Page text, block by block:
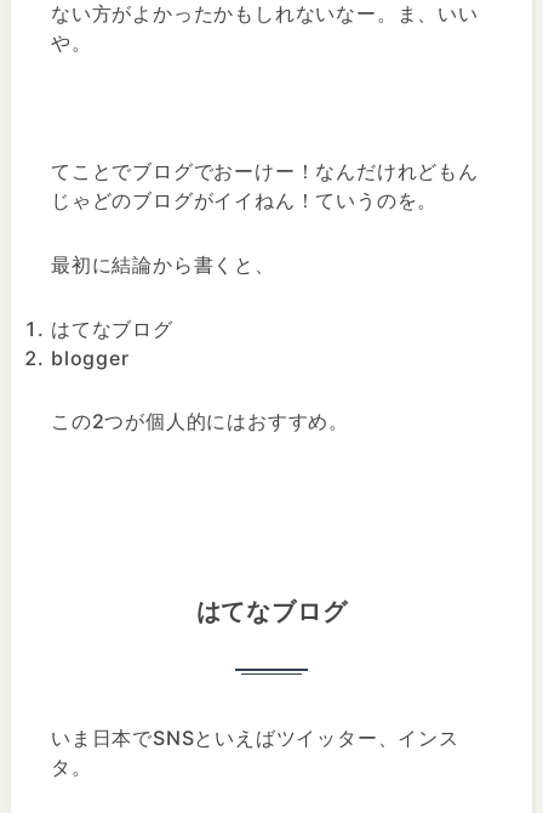
ない方がよかったかもしれないなー。ま、いい
や。
てことでブログでおーけー！なんだけれどもん
じゃどのブログがイイねん！ていうのを。
最初に結論から書くと、
はてなブログ
blogger
この2つが個人的にはおすすめ。
はてなブログ
いま日本でSNSといえばツイッター、インス
タ。